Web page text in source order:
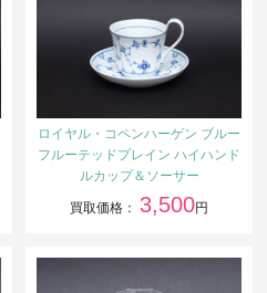
ロイヤル・コペンハーゲン ブルー
フルーテッドプレイン ハイハンド
ルカップ＆ソーサー
買取価格： 3,500円